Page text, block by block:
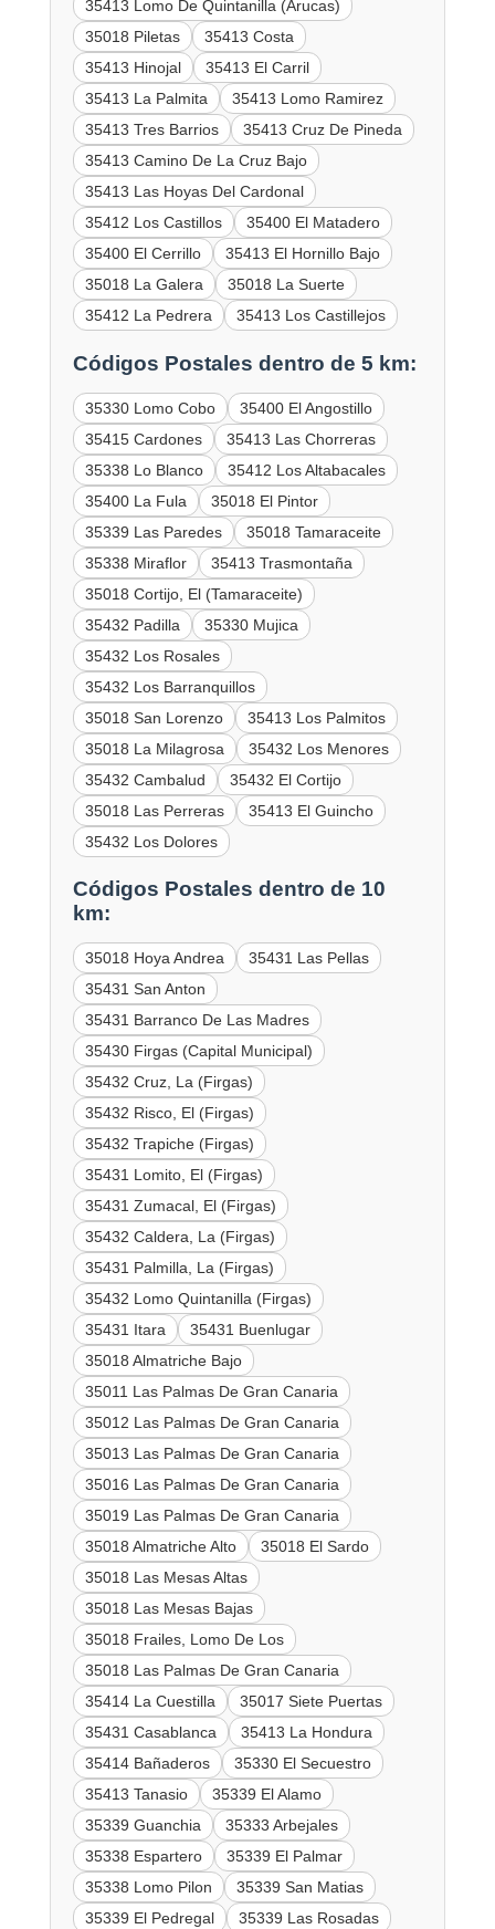
35413 Lomo De Quintanilla (Arucas)
35018 Piletas
35413 Costa
35413 Hinojal
35413 El Carril
35413 La Palmita
35413 Lomo Ramirez
35413 Tres Barrios
35413 Cruz De Pineda
35413 Camino De La Cruz Bajo
35413 Las Hoyas Del Cardonal
35412 Los Castillos
35400 El Matadero
35400 El Cerrillo
35413 El Hornillo Bajo
35018 La Galera
35018 La Suerte
35412 La Pedrera
35413 Los Castillejos
Códigos Postales dentro de 5 km:
35330 Lomo Cobo
35400 El Angostillo
35415 Cardones
35413 Las Chorreras
35338 Lo Blanco
35412 Los Altabacales
35400 La Fula
35018 El Pintor
35339 Las Paredes
35018 Tamaraceite
35338 Miraflor
35413 Trasmontaña
35018 Cortijo, El (Tamaraceite)
35432 Padilla
35330 Mujica
35432 Los Rosales
35432 Los Barranquillos
35018 San Lorenzo
35413 Los Palmitos
35018 La Milagrosa
35432 Los Menores
35432 Cambalud
35432 El Cortijo
35018 Las Perreras
35413 El Guincho
35432 Los Dolores
Códigos Postales dentro de 10
km:
35018 Hoya Andrea
35431 Las Pellas
35431 San Anton
35431 Barranco De Las Madres
35430 Firgas (Capital Municipal)
35432 Cruz, La (Firgas)
35432 Risco, El (Firgas)
35432 Trapiche (Firgas)
35431 Lomito, El (Firgas)
35431 Zumacal, El (Firgas)
35432 Caldera, La (Firgas)
35431 Palmilla, La (Firgas)
35432 Lomo Quintanilla (Firgas)
35431 Itara
35431 Buenlugar
35018 Almatriche Bajo
35011 Las Palmas De Gran Canaria
35012 Las Palmas De Gran Canaria
35013 Las Palmas De Gran Canaria
35016 Las Palmas De Gran Canaria
35019 Las Palmas De Gran Canaria
35018 Almatriche Alto
35018 El Sardo
35018 Las Mesas Altas
35018 Las Mesas Bajas
35018 Frailes, Lomo De Los
35018 Las Palmas De Gran Canaria
35414 La Cuestilla
35017 Siete Puertas
35431 Casablanca
35413 La Hondura
35414 Bañaderos
35330 El Secuestro
35413 Tanasio
35339 El Alamo
35339 Guanchia
35333 Arbejales
35338 Espartero
35339 El Palmar
35338 Lomo Pilon
35339 San Matias
35339 El Pedregal
35339 Las Rosadas